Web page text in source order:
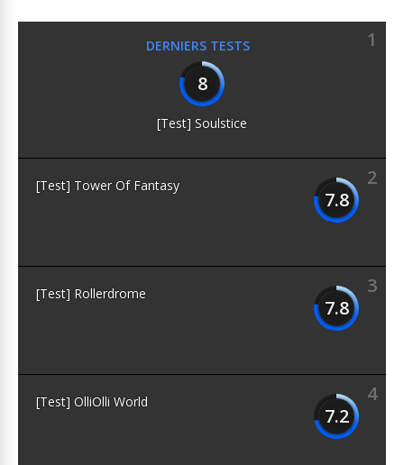
DERNIERS TESTS
1
8
[Test] Soulstice
2
7.8
[Test] Tower Of Fantasy
3
7.8
[Test] Rollerdrome
4
7.2
[Test] OlliOlli World